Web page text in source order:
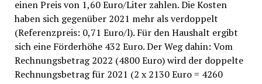
einen Preis von 1,60 Euro/Liter zahlen. Die Kosten
haben sich gegenüber 2021 mehr als verdoppelt
(Referenzpreis: 0,71 Euro/l). Für den Haushalt ergibt
sich eine Förderhöhe 432 Euro. Der Weg dahin: Vom
Rechnungsbetrag 2022 (4800 Euro) wird der doppelte
Rechnungsbetrag für 2021 (2 x 2130 Euro = 4260